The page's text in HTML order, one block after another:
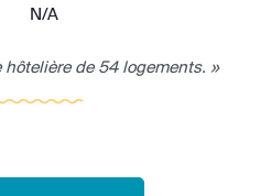
N/A
de 54 logements. »